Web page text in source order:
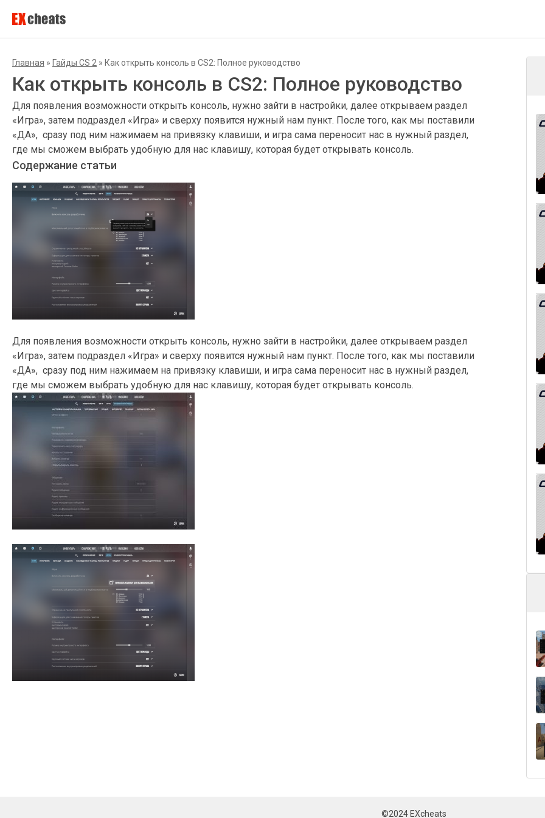
Главная » Гайды CS 2 » Как открыть консоль в CS2: Полное руководство
Как открыть консоль в CS2: Полное руководство
Для появления возможности открыть консоль, нужно зайти в настройки, далее открываем раздел
«Игра», затем подраздел «Игра» и сверху появится нужный нам пункт. После того, как мы поставили
«ДА», сразу под ним нажимаем на привязку клавиши, и игра сама переносит нас в нужный раздел,
где мы сможем выбрать удобную для нас клавишу, которая будет открывать консоль.
Содержание статьи
Для появления возможности открыть консоль, нужно зайти в настройки, далее открываем раздел
«Игра», затем подраздел «Игра» и сверху появится нужный нам пункт. После того, как мы поставили
«ДА», сразу под ним нажимаем на привязку клавиши, и игра сама переносит нас в нужный раздел,
где мы сможем выбрать удобную для нас клавишу, которая будет открывать консоль.
©2024 EXcheats